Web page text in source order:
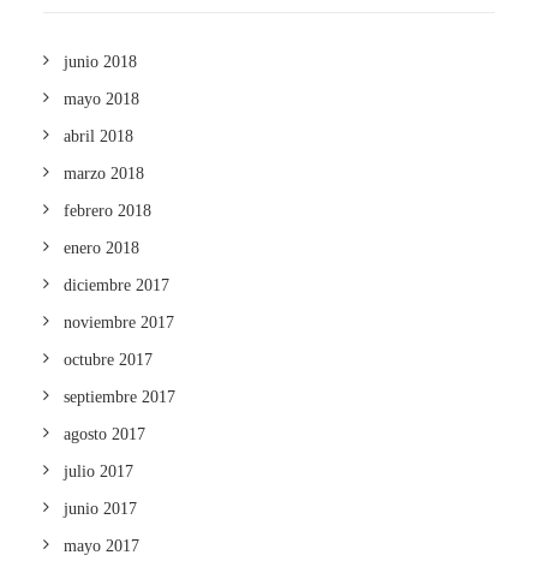
junio 2018
mayo 2018
abril 2018
marzo 2018
febrero 2018
enero 2018
diciembre 2017
noviembre 2017
octubre 2017
septiembre 2017
agosto 2017
julio 2017
junio 2017
mayo 2017